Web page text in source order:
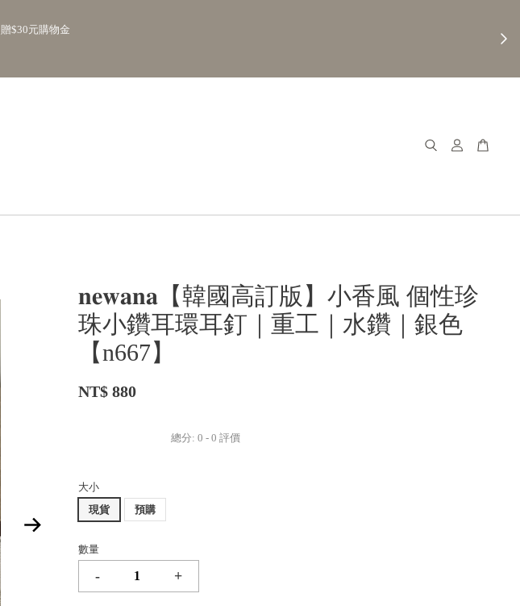
𝐧𝐞𝐰𝐚𝐧𝐚【韓國高訂版】小香風 個性珍
珠小鑽耳環耳釘｜重工｜水鑽｜銀色
【n667】
NT$ 880
總分:0 -0 評價
大小
現貨
預購
數量
- +